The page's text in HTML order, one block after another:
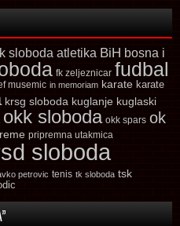
sloboda atletika BiH bosna i
fk zeljeznicar fudbal
musemic in memoriam karate karate
krsg sloboda kuglanje kuglaski
okk sloboda okk spars ok
pripremna utakmica
sloboda
petrovic tenis tk sloboda tsk